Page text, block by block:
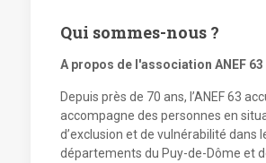
Qui sommes-nous ?
A propos de l'association ANEF 63
Depuis près de 70 ans, l’ANEF 63
accompagne des personnes en
d’exclusion et de vulnérabilité dans
départements du Puy-de-Dôme et